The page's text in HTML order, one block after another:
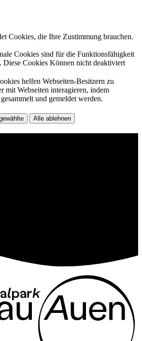
Cookies, die Ihre Zustimmung brauchen.
Cookies sind für die Funktionsfähigkeit
Diese Cookies Können nicht deaktiviert
helfen Webseiten-Besitzern zu
mit Webseiten interagieren, indem
und gemeldet werden.
Alle ablehnen